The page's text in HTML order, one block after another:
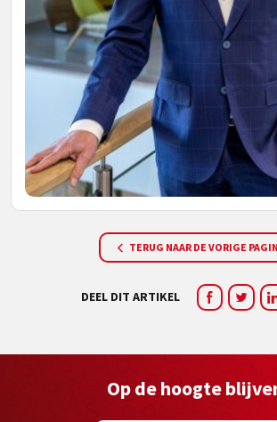
TERUG NAAR DE VORIGE
DEEL DIT ARTIKEL
Op de hoogte